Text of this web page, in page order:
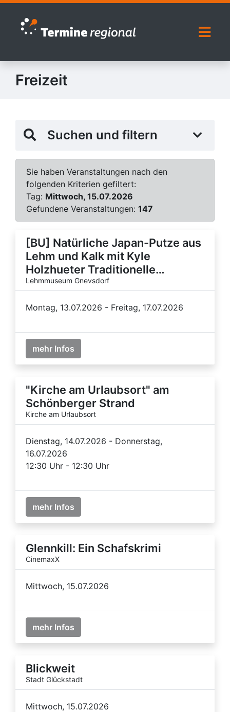
Zur Navigation springen
Zum Inhalt springen
Freizeit
Suchen und filtern
Sie haben Veranstaltungen nach den
folgenden Kriterien gefiltert:
Tag: Mittwoch, 15.07.2026
Gefundene Veranstaltungen: 147
[BU] Natürliche Japan-Putze aus
Lehm und Kalk mit Kyle
Holzhueter Traditionelle…
Lehmmuseum Gnevsdorf
Montag, 13.07.2026 - Freitag, 17.07.2026
mehr Infos
"Kirche am Urlaubsort" am
Schönberger Strand
Kirche am Urlaubsort
Dienstag, 14.07.2026 - Donnerstag,
16.07.2026
12:30 Uhr - 12:30 Uhr
mehr Infos
Glennkill: Ein Schafskrimi
CinemaxX
Mittwoch, 15.07.2026
mehr Infos
Blickweit
Stadt Glückstadt
Mittwoch, 15.07.2026